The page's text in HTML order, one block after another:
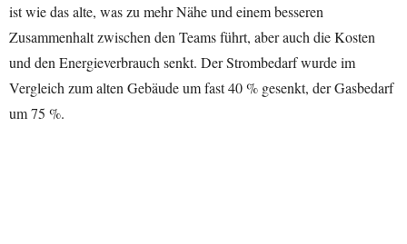
ist wie das alte, was zu mehr Nähe und einem besseren
Zusammenhalt zwischen den Teams führt, aber auch die Kosten
und den Energieverbrauch senkt. Der Strombedarf wurde im
Vergleich zum alten Gebäude um fast 40 % gesenkt, der Gasbedarf
um 75 %.